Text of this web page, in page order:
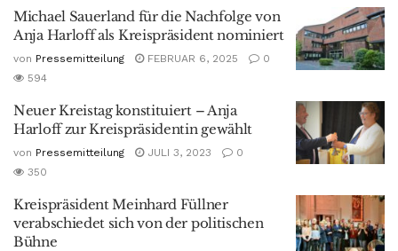
Michael Sauerland für die Nachfolge von
Anja Harloff als Kreispräsident nominiert
von Pressemitteilung FEBRUAR 6, 2025
0
594
Neuer Kreistag konstituiert – Anja
Harloff zur Kreispräsidentin gewählt
von Pressemitteilung JULI 3, 2023
0
350
Kreispräsident Meinhard Füllner
verabschiedet sich von der politischen
Bühne